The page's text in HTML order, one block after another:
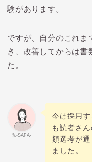
験があります。
ですが、自分のこれま
き、改善してからは書
た。
私-SARA-
今は採用
も読者さ
類選考が
ました。